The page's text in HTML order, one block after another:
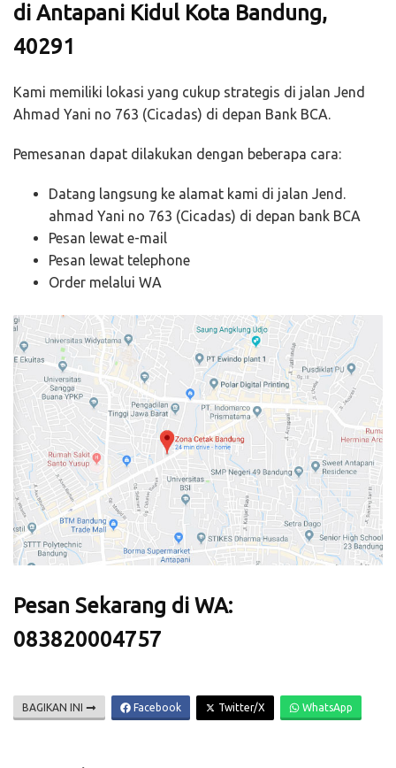
di Antapani Kidul Kota Bandung,
40291
Kami memiliki lokasi yang cukup strategis di jalan Jend
Ahmad Yani no 763 (Cicadas) di depan Bank BCA.
Pemesanan dapat dilakukan dengan beberapa cara:
Datang langsung ke alamat kami di jalan Jend.
ahmad Yani no 763 (Cicadas) di depan bank BCA
Pesan lewat e-mail
Pesan lewat telephone
Order melalui WA
Pesan Sekarang di WA:
083820004757
BAGIKAN INI Facebook Twitter/X WhatsApp